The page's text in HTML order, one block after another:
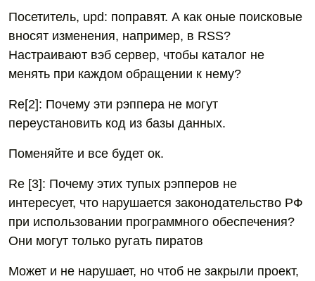
Посетитель, upd: поправят. А как оные поисковые
вносят изменения, например, в RSS?
Настраивают вэб сервер, чтобы каталог не
менять при каждом обращении к нему?
Re[2]: Почему эти рэппера не могут
переустановить код из базы данных.
Поменяйте и все будет ок.
Re [3]: Почему этих тупых рэпперов не
интересует, что нарушается законодательство РФ
при использовании программного обеспечения?
Они могут только ругать пиратов
Может и не нарушает, но чтоб не закрыли проект,